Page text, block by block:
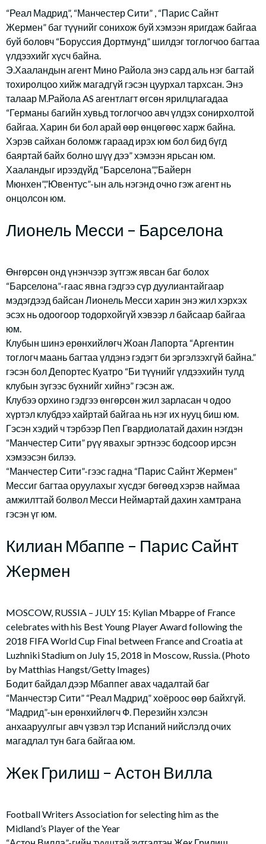
“Реал Мадрид”, “Манчестер Сити” , “Парис Сайнт
Жермен” баг түүнийг сонихож буй хэмээн яригдаж байгаа
буй боловч “Боруссия Дортмунд” шилдэг тоглогчоо багтаа
үлдээхийг хүсч байна.
Э.Хааландын агент Мино Райола энэ сард аль нэг багтай
тохиролцоо хийж магадгүй гэсэн цуурхал тархсан. Энэ
талаар М.Райола AS агентлагт өгсөн ярилцлагадаа
“Германы багийн хувьд тоглогчоо авч үлдэх сонирхолтой
байгаа. Харин би бол арай өөр өнцөгөөс харж байна.
Хэрэв сайхан боломж гараад ирэх юм бол бид бүгд
баяртай байх болно шүү дээ” хэмээн ярьсан юм.
Хааландыг ирээдүйд “Барселона”,”Байерн
Мюнхен”,”Ювентус”-ын аль нэгэнд очно гэж агент нь
онцолсон юм.
Лионель Месси – Барселона
Өнгөрсөн онд үнэнчээр зүтгэж явсан баг болох
“Барселона”-гаас явна гэдгээ сүр дуулиантайгаар
мэдэгдээд байсан Лионель Месси харин энэ жил хэрхэх
эсэх нь одоогоор тодорхойгүй хэвээр л байсаар байгаа
юм.
Клубын шинэ ерөнхийлөгч Жоан Лапорта “Аргентин
тоглогч маань багтаа үлдэнэ гэдэгт би эргэлзэхгүй байна.”
гэсэн бол Депортес Куатро “Би түүнийг үлдээхийн тулд
клубын зүгээс бүхнийг хийнэ” гэсэн аж.
Клубээ орхино гэдгээ өнгөрсөн жил зарласан ч одоо
хүртэл клубдээ хайртай байгаа нь нэг их нууц биш юм.
Гэсэн хэдий ч тэрбээр Пеп Гвардиолатай дахин нэгдэн
“Манчестер Сити” рүү явахыг эртнээс бодсоор ирсэн
хэмээсэн билээ.
“Манчестер Сити”-гээс гадна “Парис Сайнт Жермен”
Мессиг багтаа оруулахыг хүсдэг бөгөөд хэрэв наймаа
амжилттай болвол Месси Неймартай дахин хамтрана
гэсэн үг юм.
Килиан Мбаппе – Парис Сайнт
Жермен
MOSCOW, RUSSIA – JULY 15: Kylian Mbappe of France
celebrates with his Best Young Player Award following the
2018 FIFA World Cup Final between France and Croatia at
Luzhniki Stadium on July 15, 2018 in Moscow, Russia. (Photo
by Matthias Hangst/Getty Images)
Бодит байдал дээр Мбаппег авах чадалтай баг
“Манчестэр Сити” “Реал Мадрид” хоёроос өөр байхгүй.
“Мадрид”-ын ерөнхийлөгч Ф. Перезийн хэлсэн
анхааруулгыг авч үзвэл тэр Испаний нийслэлд очих
магадлал тун бага байгаа юм.
Жек Грилиш – Астон Вилла
Football Writers Association for selecting him as the
Midland’s Player of the Year